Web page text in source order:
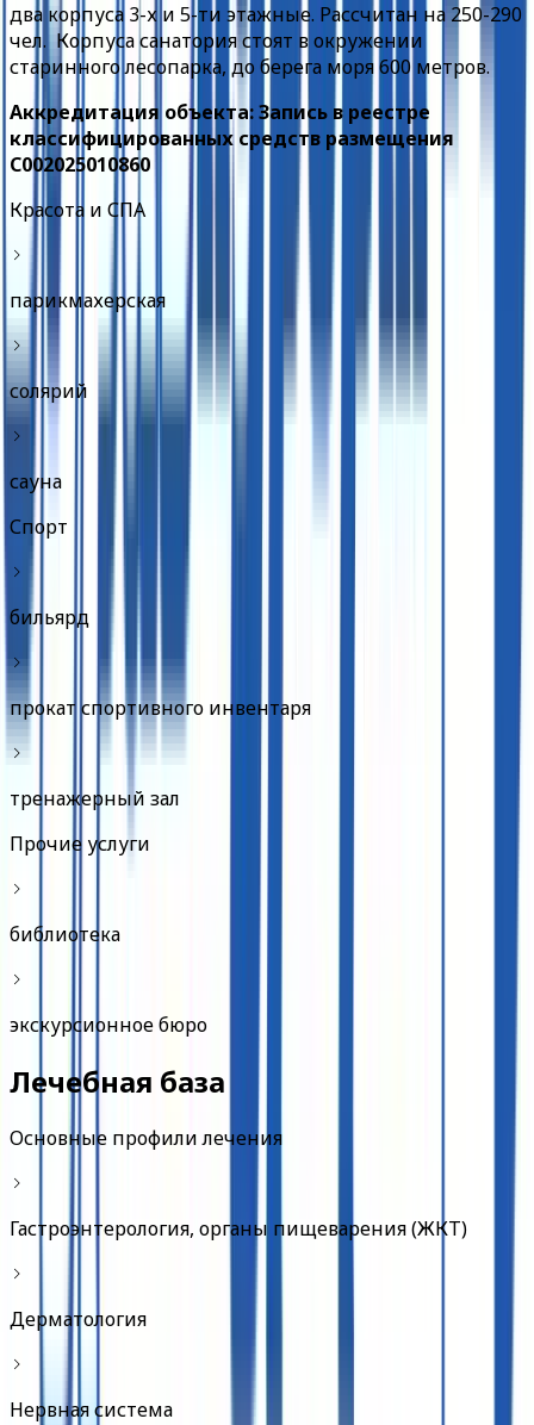
два корпуса 3-х и 5-ти этажные. Рассчитан на 250-290
чел. Корпуса санатория стоят в окружении
старинного лесопарка, до берега моря 600 метров.
Аккредитация объекта: Запись в реестре
классифицированных средств размещения
С002025010860
Красота и СПА
парикмахерская
солярий
сауна
Спорт
бильярд
прокат спортивного инвентаря
тренажерный зал
Прочие услуги
библиотека
экскурсионное бюро
Лечебная база
Основные профили лечения
Гастроэнтерология, органы пищеварения (ЖКТ)
Дерматология
Нервная система